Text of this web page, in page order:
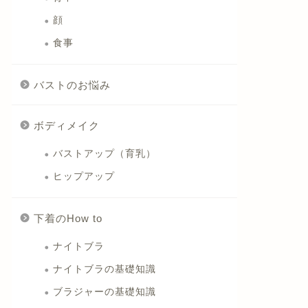
顔
食事
バストのお悩み
ボディメイク
バストアップ（育乳）
ヒップアップ
下着のHow to
ナイトブラ
ナイトブラの基礎知識
ブラジャーの基礎知識